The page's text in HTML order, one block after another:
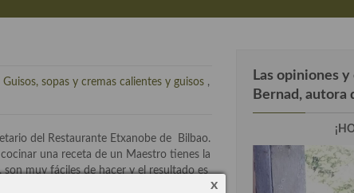
Guisos, sopas y cremas calientes y guisos ,
del Restaurante Etxanobe de Bilbao.
una receta de un Maestro tienes la
muy fáciles de hacer y el resultado es
Las opiniones
Bernad, autora
x